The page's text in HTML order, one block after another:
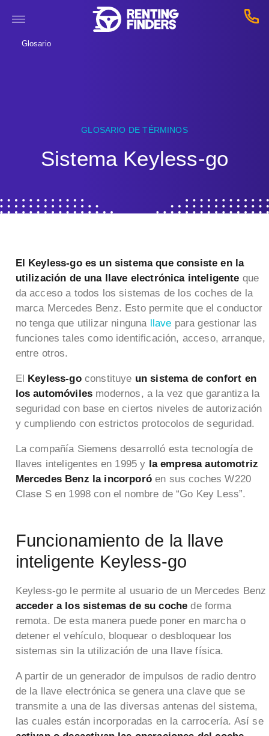
Glosario
GLOSARIO DE TÉRMINOS
Sistema Keyless-go
El Keyless-go es un sistema que consiste en la
utilización de una llave electrónica inteligente que
da acceso a todos los sistemas de los coches de la
marca Mercedes Benz. Esto permite que el conductor
no tenga que utilizar ninguna
llave para gestionar las
funciones tales como identificación, acceso, arranque,
entre otros.
El Keyless-go constituye un sistema de confort en
los automóviles modernos, a la vez que garantiza la
seguridad con base en ciertos niveles de autorización
y cumpliendo con estrictos protocolos de seguridad.
La compañía Siemens desarrolló esta tecnología de
llaves inteligentes en 1995 y la empresa automotriz
Mercedes Benz la incorporóen sus coches W220
Clase S en 1998 con el nombre de “Go Key Less”.
Funcionamiento de la llave
inteligente Keyless-go
Keyless-go le permite al usuario de un Mercedes Benz
acceder a los sistemas de su cochede forma
remota. De esta manera puede poner en marcha o
detener el vehículo, bloquear o desbloquear los
sistemas sin la utilización de una llave física.
A partir de un generador de impulsos de radio dentro
de la llave electrónica se genera una clave que se
transmite a una de las diversas antenas del sistema,
las cuales están incorporadas en la carrocería. Así se